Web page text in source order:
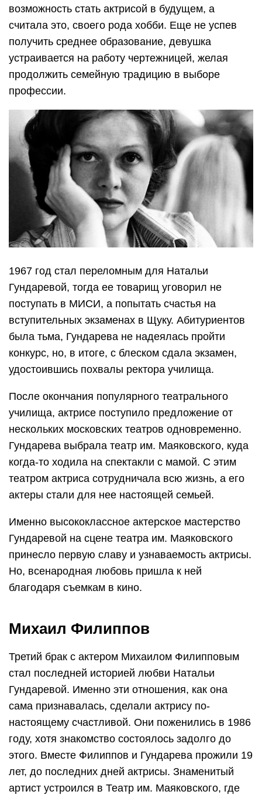
возможность стать актрисой в будущем, а
считала это, своего рода хобби. Еще не успев
получить среднее образование, девушка
устраивается на работу чертежницей, желая
продолжить семейную традицию в выборе
профессии.
1967 год стал переломным для Натальи
Гундаревой, тогда ее товарищ уговорил не
поступать в МИСИ, а попытать счастья на
вступительных экзаменах в Щуку. Абитуриентов
была тьма, Гундарева не надеялась пройти
конкурс, но, в итоге, с блеском сдала экзамен,
удостоившись похвалы ректора училища.
После окончания популярного театрального
училища, актрисе поступило предложение от
нескольких московских театров одновременно.
Гундарева выбрала театр им. Маяковского, куда
когда-то ходила на спектакли с мамой. С этим
театром актриса сотрудничала всю жизнь, а его
актеры стали для нее настоящей семьей.
Именно высококлассное актерское мастерство
Гундаревой на сцене театра им. Маяковского
принесло первую славу и узнаваемость актрисы.
Но, всенародная любовь пришла к ней
благодаря съемкам в кино.
Михаил Филиппов
Третий брак с актером Михаилом Филипповым
стал последней историей любви Натальи
Гундаревой. Именно эти отношения, как она
сама признавалась, сделали актрису по-
настоящему счастливой. Они поженились в 1986
году, хотя знакомство состоялось задолго до
этого. Вместе Филиппов и Гундарева прожили 19
лет, до последних дней актрисы. Знаменитый
артист устроился в Театр им. Маяковского, где